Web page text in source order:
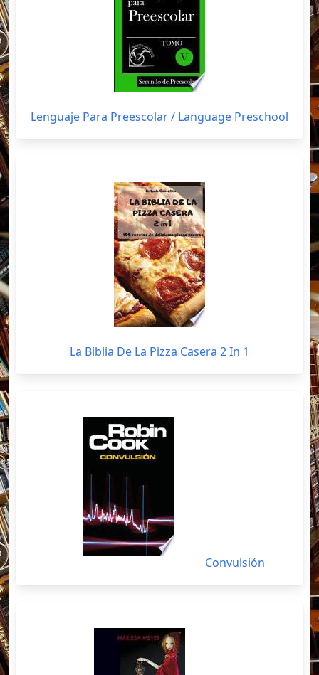
Lenguaje Para Preescolar / Language Preschool
La Biblia De La Pizza Casera 2 In 1
Convulsión